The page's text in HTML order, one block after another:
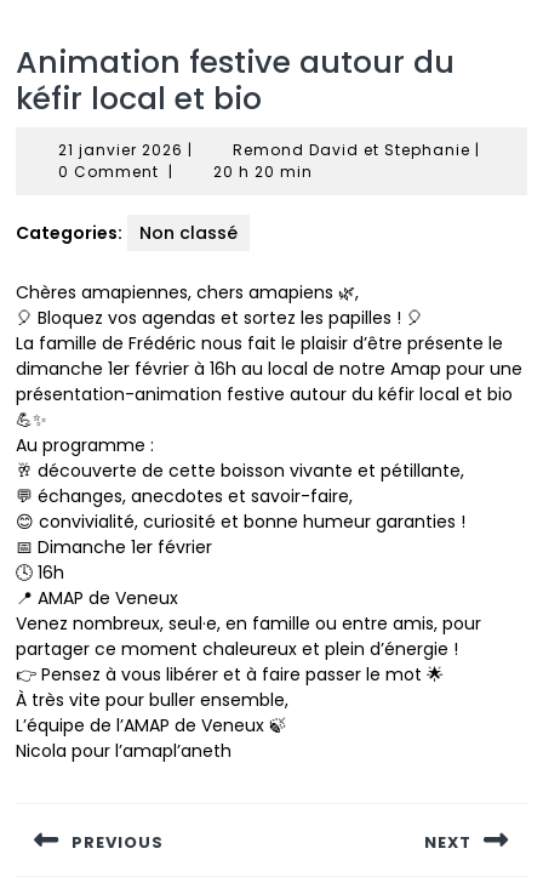
Animation festive autour du
kéfir local et bio
21 janvier 2026 21
janvier
| Remond David et Stephanie Remond
|
0 Comment | 20 h 20 min
Categories: Non classé
Chères amapiennes, chers amapiens 🌿,
🎈 Bloquez vos agendas et sortez les papilles ! 🎈
La famille de Frédéric nous fait le plaisir d’être présente le
dimanche 1er février à 16h au local de notre Amap pour une
présentation-animation festive autour du kéfir local et bio
💪✨
Au programme :
🥂 découverte de cette boisson vivante et pétillante,
💬 échanges, anecdotes et savoir-faire,
😊 convivialité, curiosité et bonne humeur garanties !
📅 Dimanche 1er février
🕓 16h
📍 AMAP de Veneux
Venez nombreux, seul·e, en famille ou entre amis, pour
partager ce moment chaleureux et plein d’énergie !
👉 Pensez à vous libérer et à faire passer le mot 🌟
À très vite pour buller ensemble,
L’équipe de l’AMAP de Veneux 🍃
Nicola pour l’amapl’aneth
l’article
PREVIOUS NEXT